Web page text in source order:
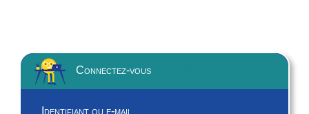
Connexion pour les utilisateurs
enregistrés
Identifiant ou e-mail